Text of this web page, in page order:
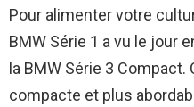
Pour alimenter votre
BMW Série 1 a vu le jour
la BMW Série 3 Compact.
compacte et plus